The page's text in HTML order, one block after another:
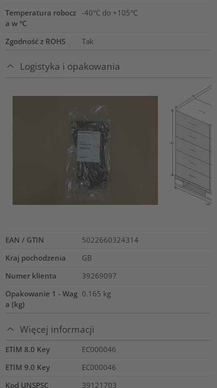
Temperatura robocz
a w °C
-40°C do +105°C
Zgodność z ROHS Tak
Logistyka i opakowania
EAN / GTIN
5022660324314
Kraj pochodzenia
GB
Numer klienta
39269097
Opakowanie 1 - Wag
a (kg)
0.165 kg
Więcej informacji
ETIM 8.0 Key
EC000046
ETIM 9.0 Key
EC000046
Kod UNSPSC
39121703